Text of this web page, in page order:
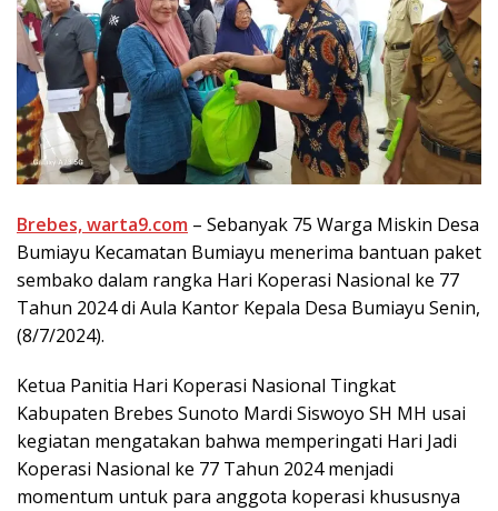
Brebes, warta9.com – Sebanyak 75 Warga Miskin Desa
Bumiayu Kecamatan Bumiayu menerima bantuan paket
sembako dalam rangka Hari Koperasi Nasional ke 77
Tahun 2024 di Aula Kantor Kepala Desa Bumiayu Senin,
(8/7/2024).
Ketua Panitia Hari Koperasi Nasional Tingkat
Kabupaten Brebes Sunoto Mardi Siswoyo SH MH usai
kegiatan mengatakan bahwa memperingati Hari Jadi
Koperasi Nasional ke 77 Tahun 2024 menjadi
momentum untuk para anggota koperasi khususnya